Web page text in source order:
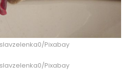
Pixabay
Pixabay